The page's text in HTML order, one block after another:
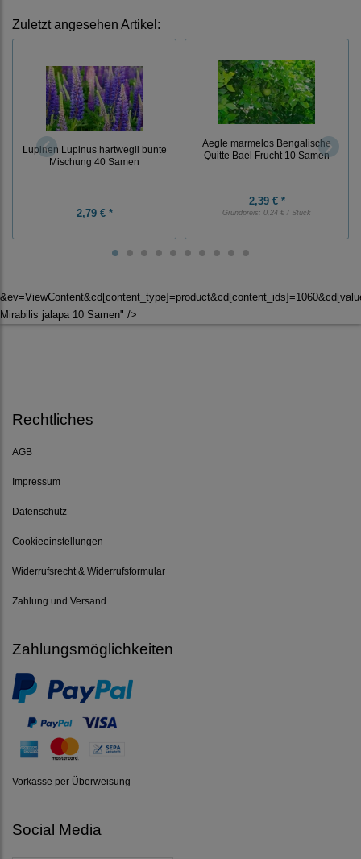
Zuletzt angesehen Artikel:
Lupinen Lupinus hartwegii bunte
Mischung 40 Samen
2,79 € *
Aegle marmelos Bengalische
Quitte Bael Frucht 10 Samen
2,39 € *
Grundpreis: 0,24 € / Stück
Mirabilis jalapa 10 Samen" />
Rechtliches
AGB
Impressum
Datenschutz
Cookieeinstellungen
Widerrufsrecht & Widerrufsformular
Zahlung und Versand
Zahlungsmöglichkeiten
Vorkasse per Überweisung
Social Media